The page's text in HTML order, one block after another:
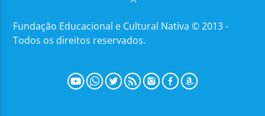
Fundação Educacional e Cultural Nativa © 2013 -
Todos os direitos reservados.